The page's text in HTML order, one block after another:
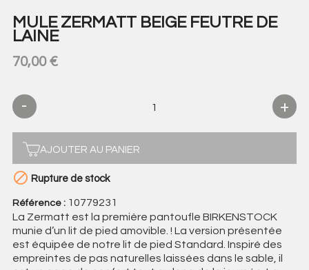
MULE ZERMATT BEIGE FEUTRE DE
LAINE
70,00 €
AJOUTER AU PANIER
 Rupture de stock
Référence : 10779231
La Zermatt est la première pantoufle BIRKENSTOCK
munie d’un lit de pied amovible. ! La version présentée
est équipée de notre lit de pied Standard. Inspiré des
empreintes de pas naturelles laissées dans le sable, il